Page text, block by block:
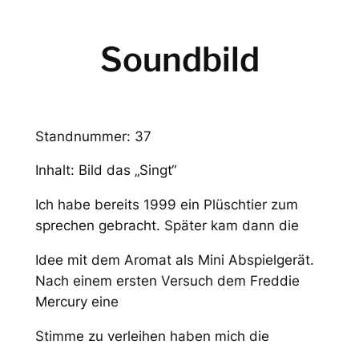
Soundbild
Standnummer: 37
Inhalt: Bild das „Singt“
Ich habe bereits 1999 ein Plüschtier zum
sprechen gebracht. Später kam dann die
Idee mit dem Aromat als Mini Abspielgerät.
Nach einem ersten Versuch dem Freddie
Mercury eine
Stimme zu verleihen haben mich die